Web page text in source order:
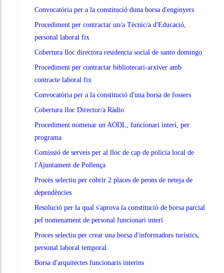
Convocatòria per a la constitució duna borsa d'enginyers
Procediment per contractar un/a Tècnic/a d'Educació,
personal laboral fix
Cobertura lloc directora residencia social de santo domingo
Procediment per contractar bibliotecari-arxiver amb
contracte laboral fix
Convocatòria per a la constitució d'una borsa de fossers
Cobertura lloc Director/a Ràdio
Procediment nomenar un AODL, funcionari interí, per
programa
Comissió de serveis per al lloc de cap de policia local de
l'Ajuntament de Pollença
Procés selectiu per cobrir 2 places de peons de neteja de
dependències
Resolució per la qual s'aprova la constitució de borsa parcial
pel nomenament de personal funcionari interí
Proces selectiu per crear una borsa d'informadors turístics,
personal laboral temporal
Borsa d'arquitectes funcionaris interins